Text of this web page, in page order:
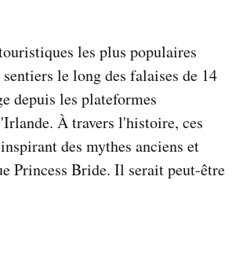
les plus populaires
le long des falaises de 14
depuis les plateformes
À travers l'histoire, ces
des mythes anciens et
Princess Bride. Il serait peut-être